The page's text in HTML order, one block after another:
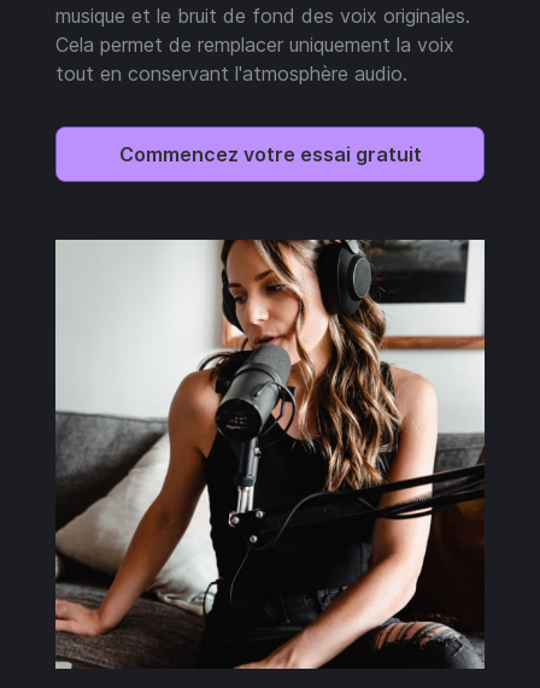
musique et le bruit de fond des voix originales.
Cela permet de remplacer uniquement la voix
tout en conservant l'atmosphère audio.
Commencez votre essai gratuit